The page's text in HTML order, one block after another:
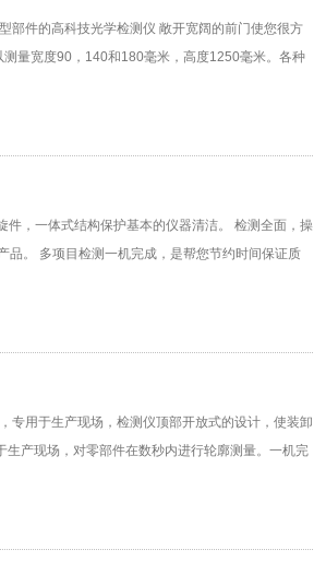
部件的高科技光学检测仪 敞开宽阔的前门使您很方
量宽度90，140和180毫米，高度1250毫米。各种
件，一体式结构保护基本的仪器清洁。 检测全面，操
。 多项目检测一机完成，是帮您节约时间保证质
专用于生产现场，检测仪顶部开放式的设计，使装卸
产现场，对零部件在数秒内进行轮廓测量。一机完